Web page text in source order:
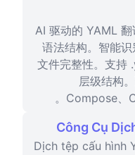
AI 驱动的 YAML
语法结构。智能
文件完整性。支持
层级结构
Compose、
Công Cụ
Dịch tệp cấu hình